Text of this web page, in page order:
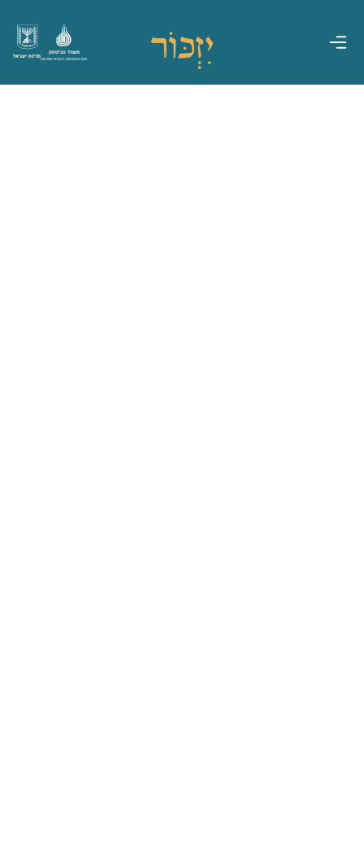
מדינת ישראל
משרד הביטחון
אגף משפחות, הנצחה ומורשת